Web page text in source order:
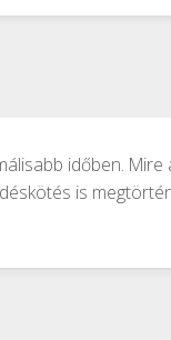
időben. Mire
is